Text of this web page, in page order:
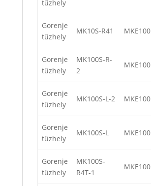
tűzhely
Gorenje
tűzhely
MK10S-R41 MKE100
Gorenje
tűzhely
MK100S-R-
2
MKE100
Gorenje
tűzhely
MK100S-L-2 MKE100
Gorenje
tűzhely
MK100S-L MKE100
Gorenje
tűzhely
MK100S-
R4T-1
MKE100